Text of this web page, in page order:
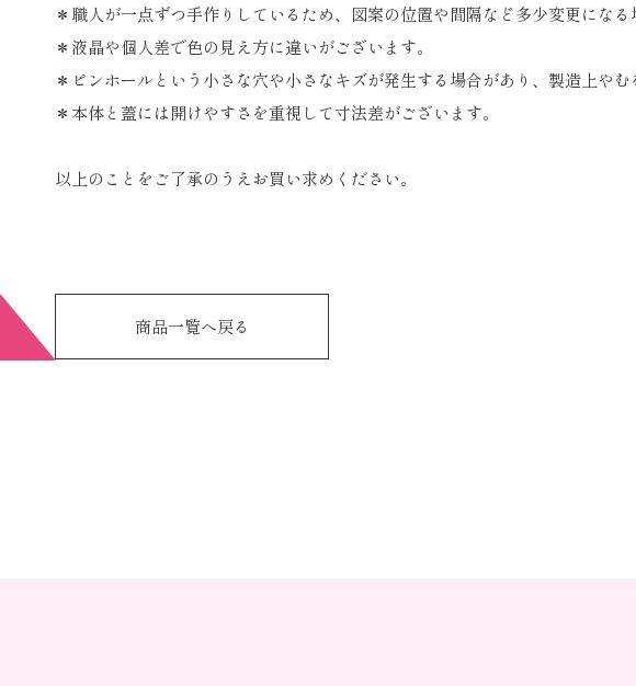
＊職人が一点ずつ手作りしているため、図案の位置や間隔など多少変更になる
＊液晶や個人差で色の見え方に違いがございます。
＊ピンホールという小さな穴や小さなキズが発生する場合があり、製造上やむ
＊本体と蓋には開けやすさを重視して寸法差がございます。
以上のことをご了承のうえお買い求めください。
商品一覧へ戻る